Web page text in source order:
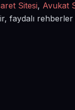
Sitesi, Avukat
faydalı rehberler